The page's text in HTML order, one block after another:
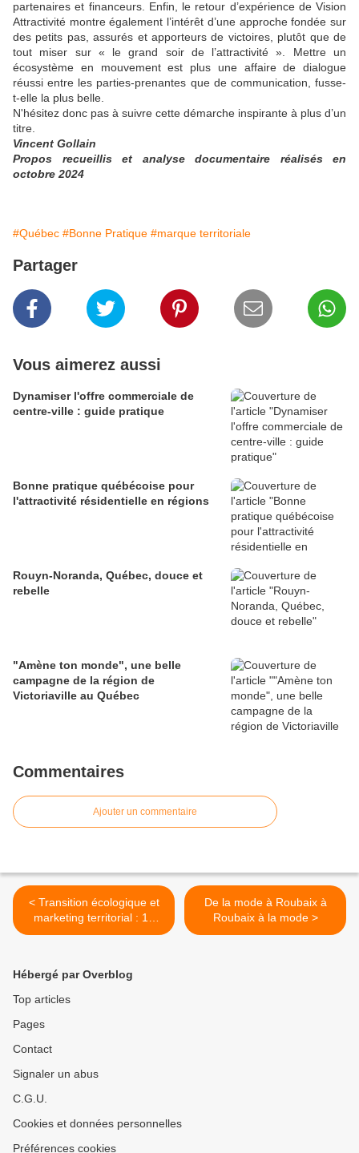
partenaires et financeurs. Enfin, le retour d’expérience de Vision
Attractivité montre également l’intérêt d’une approche fondée sur
des petits pas, assurés et apporteurs de victoires, plutôt que de
tout miser sur « le grand soir de l’attractivité ». Mettre un
écosystème en mouvement est plus une affaire de dialogue
réussi entre les parties-prenantes que de communication, fusse-
t-elle la plus belle.
N'hésitez donc pas à suivre cette démarche inspirante à plus d’un
titre.
Vincent Gollain
Propos recueillis et analyse documentaire réalisés en
octobre 2024
#Québec #Bonne Pratique #marque territoriale
Partager
Vous aimerez aussi
Dynamiser l'offre commerciale de
centre-ville : guide pratique
Bonne pratique québécoise pour
l'attractivité résidentielle en régions
Rouyn-Noranda, Québec, douce et
rebelle
"Amène ton monde", une belle
campagne de la région de
Victoriaville au Québec
Commentaires
Ajouter un commentaire
< Transition écologique et
marketing territorial : 13
novembre
De la mode à Roubaix à
Roubaix à la mode >
Hébergé par Overblog
Top articles
Pages
Contact
Signaler un abus
C.G.U.
Cookies et données personnelles
Préférences cookies